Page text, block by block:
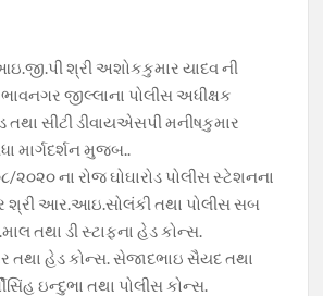
gr
a
m
er y
Li
n
k
શ્રી અશોકકુમાર યાદવ ની
જીલ્લાના પોલીસ અધીક્ષક
તથા સીટી ડીવાયએસપી મનીષકુમાર
માર્ગદર્શન મુજબ..
ના રોજ ઘોઘારોડ પોલીસ સ્ટેશનના
શ્રી આર.આઇ.સોલંકી તથા પોલીસ સબ
તથા ડી સ્ટાફના હેડ કોન્સ.
તથા હેડ કોન્સ. સેજાદભાઇ સૈયદ તથા
ઇન્દુભા તથા પોલીસ કોન્સ.